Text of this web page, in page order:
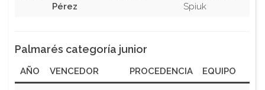
Pérez
Spiuk
Palmarés categoría junior
AÑO VENCEDOR PROCEDENCIA EQUIPO